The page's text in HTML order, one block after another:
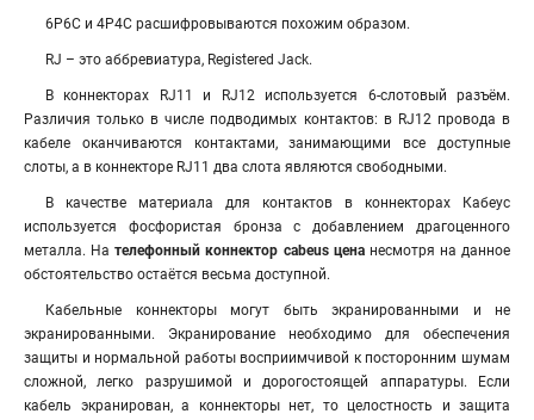
6P6C и 4Р4С расшифровываются похожим образом.
RJ – это аббревиатура, Registered Jack.
В коннекторах RJ11 и RJ12 используется 6-слотовый разъём.
Различия только в числе подводимых контактов: в RJ12 провода в
кабеле оканчиваются контактами, занимающими все доступные
слоты, а в коннекторе RJ11 два слота являются свободными.
В качестве материала для контактов в коннекторах Кабеус
используется фосфористая бронза с добавлением драгоценного
металла. На телефонный коннектор cabeus цена несмотря на данное
обстоятельство остаётся весьма доступной.
Кабельные коннекторы могут быть экранированными и не
экранированными. Экранирование необходимо для обеспечения
защиты и нормальной работы восприимчивой к посторонним шумам
сложной, легко разрушимой и дорогостоящей аппаратуры. Если
кабель экранирован, а коннекторы нет, то целостность и защита